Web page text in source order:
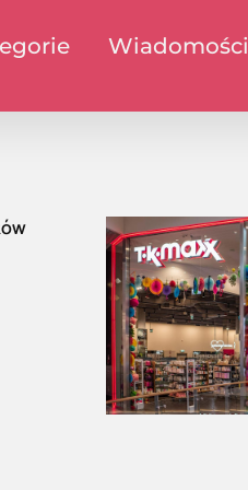
Wiadomości